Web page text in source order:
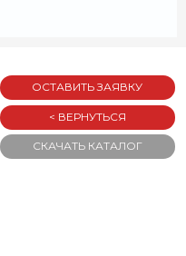
< ВЕРНУТЬСЯ
ОСТАВИТЬ ЗАЯВКУ
СКАЧАТЬ КАТАЛОГ